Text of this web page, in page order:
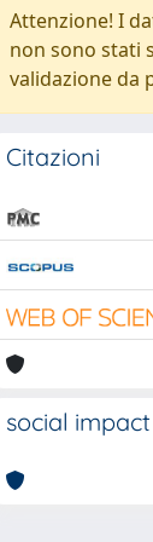
Attenzione! I
non sono stati
validazione da
Citazioni
social impact